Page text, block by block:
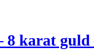
8 karat